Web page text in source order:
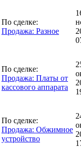
По сделке:
Продажа: Разное
По сделке:
Продажа: Платы от
кассового аппарата
По сделке:
Продажа: Обжимное
устройство